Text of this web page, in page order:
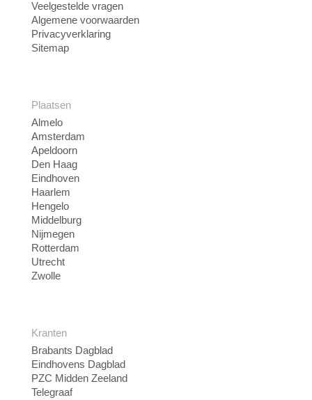
Veelgestelde vragen
Algemene voorwaarden
Privacyverklaring
Sitemap
Plaatsen
Almelo
Amsterdam
Apeldoorn
Den Haag
Eindhoven
Haarlem
Hengelo
Middelburg
Nijmegen
Rotterdam
Utrecht
Zwolle
Kranten
Brabants Dagblad
Eindhovens Dagblad
PZC Midden Zeeland
Telegraaf